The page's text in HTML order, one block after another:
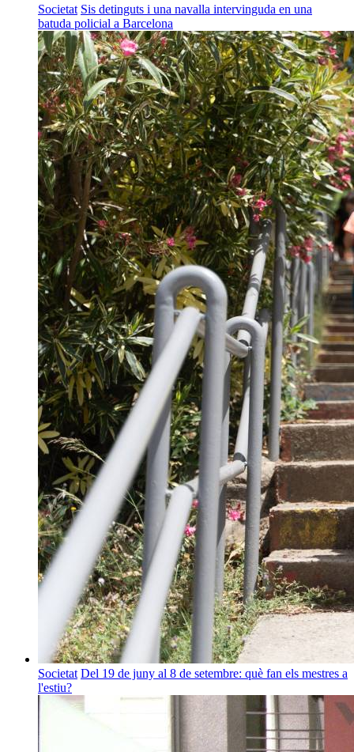
Societat Sis detinguts i una navalla intervinguda en una
batuda policial a Barcelona
Societat Del 19 de juny al 8 de setembre: què fan els mestres a
l'estiu?